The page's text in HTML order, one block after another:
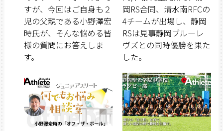
すが、今回はご自身も２
児の父親である小野澤宏
時氏が、そんな悩める皆
様の質問にお答えしま
す。
岡RS合同、清水南RFCの
4チームが出場し、静岡
RSは見事静岡ブルーレ
ヴズとの同時優勝を果た
した。